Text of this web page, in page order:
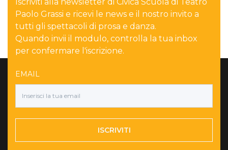
Paolo Grassi e ricevi le news e il nostro invito a
tutti gli spettacoli di prosa e danza.
Quando invii il modulo, controlla la tua inbox
per confermare l'iscrizione.
EMAIL
ISCRIVITI